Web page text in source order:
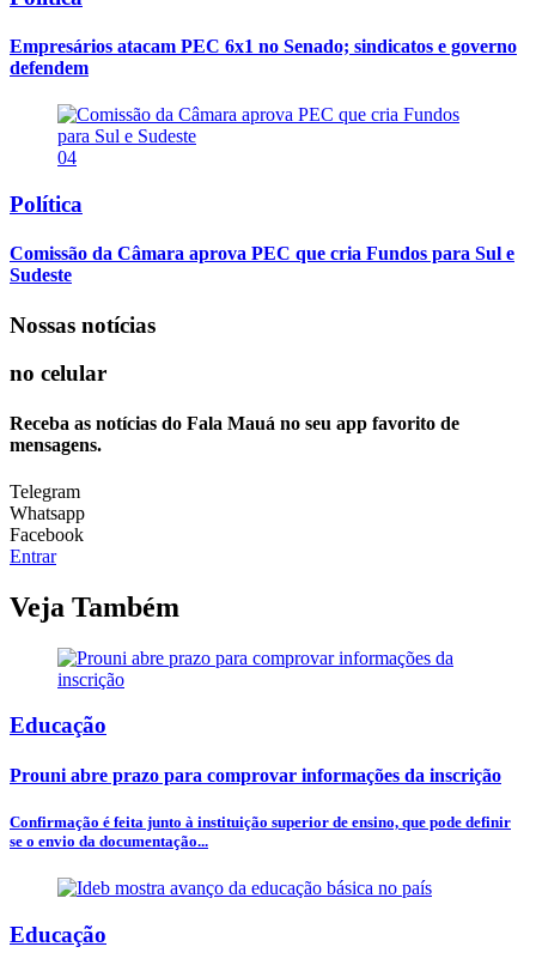
Empresários atacam PEC 6x1 no Senado; sindicatos e governo
defendem
04
Política
Comissão da Câmara aprova PEC que cria Fundos para Sul e
Sudeste
Nossas notícias
no celular
Receba as notícias do Fala Mauá no seu app favorito de
mensagens.
Telegram
Whatsapp
Facebook
Entrar
Veja Também
Educação
Prouni abre prazo para comprovar informações da inscrição
Confirmação é feita junto à instituição superior de ensino, que pode definir
se o envio da documentação...
Educação